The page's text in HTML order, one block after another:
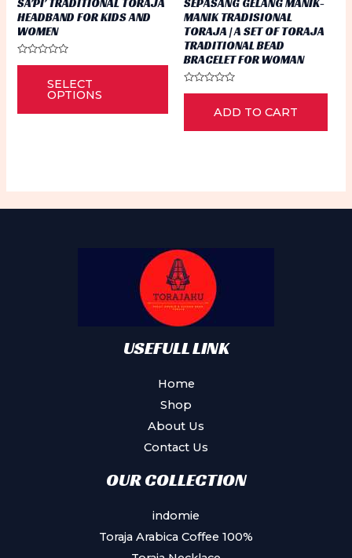
Rp44.900
through
Rp54.900
SA’PI’ TRADITIONAL TORAJA
HEADBAND FOR KIDS AND
WOMEN
Rated
SELECT
OPTIONS
This
has
multiple
options
chosen
on
the
product
page
SEPASANG GELANG MANIK-
MANIK TRADISIONAL
TORAJA | A SET OF TORAJA
TRADITIONAL BEAD
BRACELET FOR WOMAN
Rated
5
ADD TO CART
USEFULL LINK
Home
Shop
About Us
Contact Us
OUR COLLECTION
indomie
Toraja Arabica Coffee 100%